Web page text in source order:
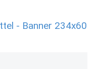
- Banner 234x60